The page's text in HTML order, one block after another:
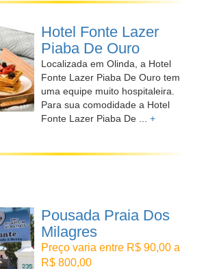
Hotel Fonte Lazer
Piaba De Ouro
Localizada em Olinda, a Hotel
Fonte Lazer Piaba De Ouro tem
uma equipe muito hospitaleira.
Para sua comodidade a Hotel
Fonte Lazer Piaba De ... +
Pousada Praia Dos
Milagres
Preço varia entre R$ 90,00 a
R$ 800,00